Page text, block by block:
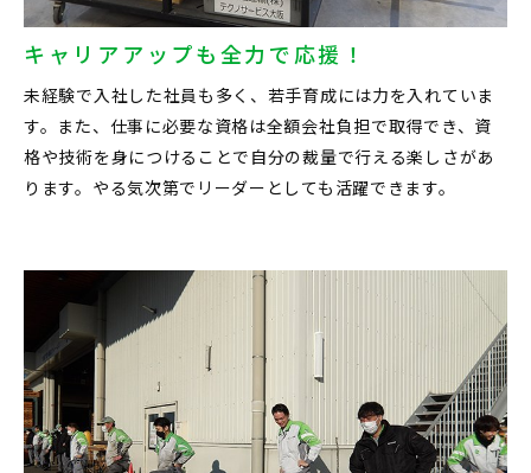
キャリアアップも全力で応援！
未経験で入社した社員も多く、若手育成には力を入れていま
す。また、仕事に必要な資格は全額会社負担で取得でき、資
格や技術を身につけることで自分の裁量で行える楽しさがあ
ります。やる気次第でリーダーとしても活躍できます。